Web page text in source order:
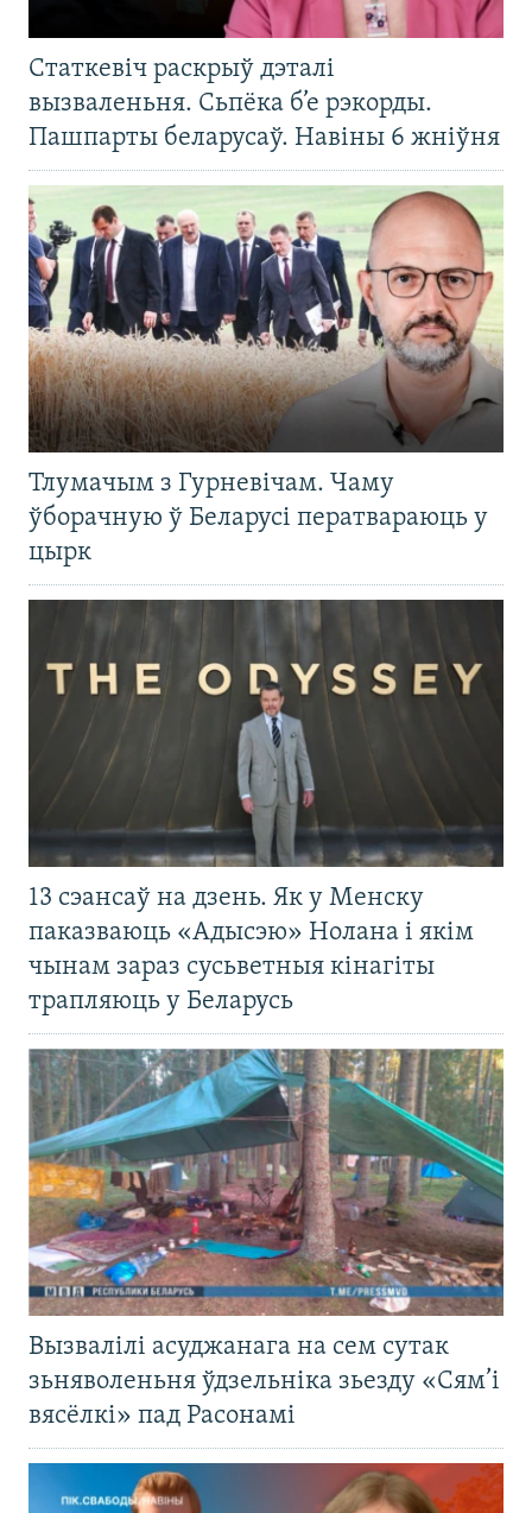
Статкевіч раскрыў дэталі
вызваленьня. Сьпёка б’е рэкорды.
Пашпарты беларусаў. Навіны 6 жніўня
Тлумачым з Гурневічам. Чаму
ўборачную ў Беларусі ператвараюць у
цырк
13 сэансаў на дзень. Як у Менску
паказваюць «Адысэю» Нолана і якім
чынам зараз сусьветныя кінагіты
трапляюць у Беларусь
Вызвалілі асуджанага на сем сутак
зьняволеньня ўдзельніка зьезду «Сям’і
вясёлкі» пад Расонамі